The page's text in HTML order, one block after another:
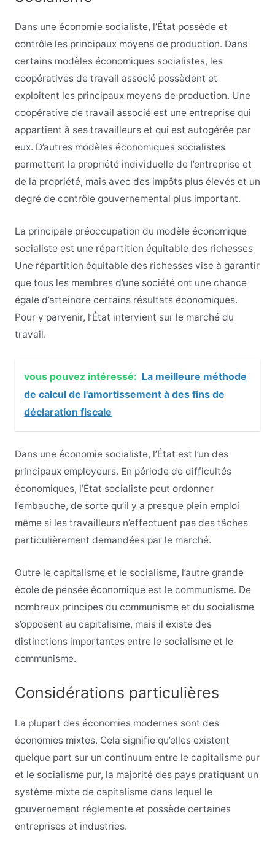
Dans une économie socialiste, l’État possède et
contrôle les principaux moyens de production. Dans
certains modèles économiques socialistes, les
coopératives de travail associé possèdent et
exploitent les principaux moyens de production. Une
coopérative de travail associé est une entreprise qui
appartient à ses travailleurs et qui est autogérée par
eux. D’autres modèles économiques socialistes
permettent la propriété individuelle de l’entreprise et
de la propriété, mais avec des impôts plus élevés et un
degré de contrôle gouvernemental plus important.
La principale préoccupation du modèle économique
socialiste est une répartition équitable des richesses
Une répartition équitable des richesses vise à garantir
que tous les membres d’une société ont une chance
égale d’atteindre certains résultats économiques.
Pour y parvenir, l’État intervient sur le marché du
travail.
vous pouvez intéressé: La meilleure méthode
de calcul de l'amortissement à des fins de
déclaration fiscale
Dans une économie socialiste, l’État est l’un des
principaux employeurs. En période de difficultés
économiques, l’État socialiste peut ordonner
l’embauche, de sorte qu’il y a presque plein emploi
même si les travailleurs n’effectuent pas des tâches
particulièrement demandées par le marché.
Outre le capitalisme et le socialisme, l’autre grande
école de pensée économique est le communisme. De
nombreux principes du communisme et du socialisme
s’opposent au capitalisme, mais il existe des
distinctions importantes entre le socialisme et le
communisme.
Considérations particulières
La plupart des économies modernes sont des
économies mixtes. Cela signifie qu’elles existent
quelque part sur un continuum entre le capitalisme pur
et le socialisme pur, la majorité des pays pratiquant un
système mixte de capitalisme dans lequel le
gouvernement réglemente et possède certaines
entreprises et industries.